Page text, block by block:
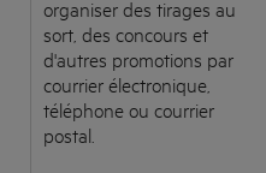
organiser des tirages au
sort, des concours et
d'autres promotions par
courrier électronique,
téléphone ou courrier
postal.